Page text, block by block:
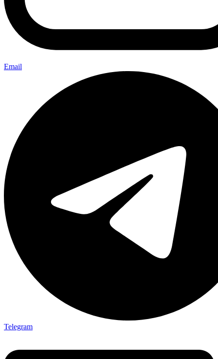
Email
Telegram